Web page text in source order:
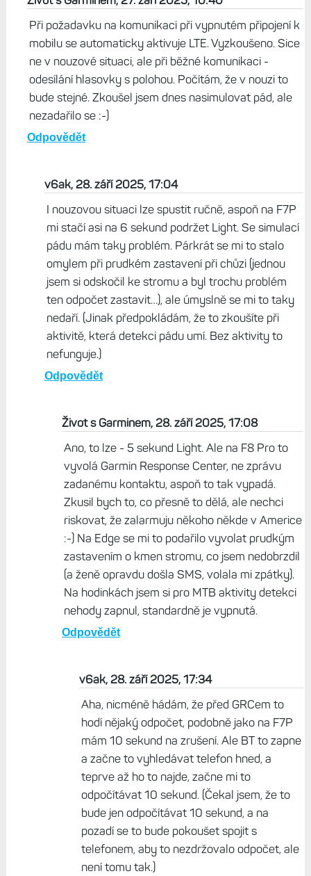
Při požadavku na komunikaci při vypnutém připojení k
mobilu se automaticky aktivuje LTE. Vyzkoušeno. Sice
ne v nouzové situaci, ale při běžné komunikaci -
odesílání hlasovky s polohou. Počítám, že v nouzi to
bude stejné. Zkoušel jsem dnes nasimulovat pád, ale
nezadařilo se :-)
Odpovědět
v6ak, 28. září 2025, 17:04
I nouzovou situaci lze spustit ručně, aspoň na F7P
mi stačí asi na 6 sekund podržet Light. Se simulací
pádu mám taky problém. Párkrát se mi to stalo
omylem při prudkém zastavení při chůzi (jednou
jsem si odskočil ke stromu a byl trochu problém
ten odpočet zastavit…), ale úmyslně se mi to taky
nedaří. (Jinak předpokládám, že to zkoušíte při
aktivitě, která detekci pádu umí. Bez aktivity to
nefunguje.)
Odpovědět
Život s Garminem, 28. září 2025, 17:08
Ano, to lze - 5 sekund Light. Ale na F8 Pro to
vyvolá Garmin Response Center, ne zprávu
zadanému kontaktu, aspoň to tak vypadá.
Zkusil bych to, co přesně to dělá, ale nechci
riskovat, že zalarmuju někoho někde v Americe
:-) Na Edge se mi to podařilo vyvolat prudkým
zastavením o kmen stromu, co jsem nedobrzdil
(a ženě opravdu došla SMS, volala mi zpátky).
Na hodinkách jsem si pro MTB aktivity detekci
nehody zapnul, standardně je vypnutá.
Odpovědět
v6ak, 28. září 2025, 17:34
Aha, nicméně hádám, že před GRCem to
hodí nějaký odpočet, podobně jako na F7P
mám 10 sekund na zrušení. Ale BT to zapne
a začne to vyhledávat telefon hned, a
teprve až ho to najde, začne mi to
odpočítávat 10 sekund. (Čekal jsem, že to
bude jen odpočítávat 10 sekund, a na
pozadí se to bude pokoušet spojit s
telefonem, aby to nezdržovalo odpočet, ale
není tomu tak.)